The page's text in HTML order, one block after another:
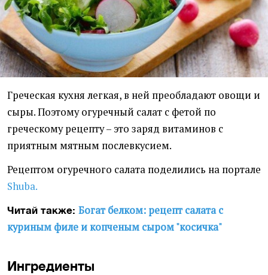
Греческая кухня легкая, в ней преобладают овощи и
сыры. Поэтому огуречный салат с фетой по
греческому рецепту – это заряд витаминов с
приятным мятным послевкусием.
Рецептом огуречного салата поделились на портале
Shuba.
Читай также: Богат белком: рецепт салата с
куриным филе и копченым сыром "косичка"
Ингредиенты